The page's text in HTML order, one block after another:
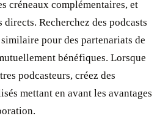
créneaux complémentaires, et
Recherchez des podcasts
pour des partenariats de
bénéfiques. Lorsque
podcasteurs, créez des
mettant en avant les avantages